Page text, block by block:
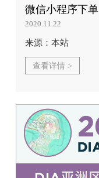
微信小程序下单
2020.11.22
来源：本站
查看详情 >